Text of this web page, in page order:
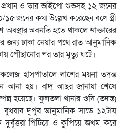
প্রধান ও তার ভাইপো শুভসহ ১২ জনের
জনের কথা উল্লেখ করেছেন বলে স্ত্রী
অবনতি হতে থাকলে ডাক্তারের
জন্য ঢাকা নেয়ার পথে রাত আনুমানিক
পৌছানোর পর তার মৃত্যু ঘটে।
হাসপাতালে লাশের ময়না তদন্ত
আনা হয়। বাদ আছর জানাযা শেষে
হয়েছে। ফুলতলা থানার ওসি (তদন্ত)
বুধবার দুপুর আনুমানিক সাড়ে ১২টায়
পিটিয়ে ও কুপিয়ে জখম করে